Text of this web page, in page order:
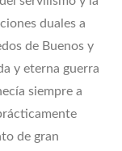
duales a
de Buenos y
y eterna guerra
siempre a
de gran